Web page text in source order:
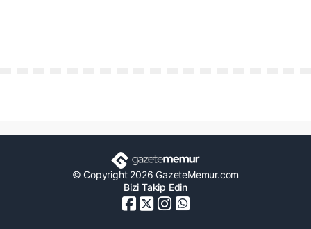
© Copyright 2026 GazeteMemur.com
Bizi Takip Edin